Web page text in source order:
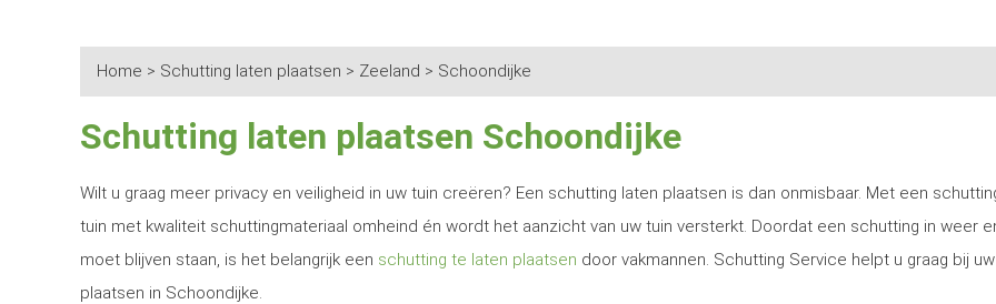
Home > Schutting laten plaatsen > Zeeland > Schoondijke
Schutting laten plaatsen Schoondijke
Wilt u graag meer privacy en veiligheid in uw tuin creëren? Een schutting laten plaatsen is dan onmisbaar. Met een
tuin met kwaliteit schuttingmateriaal omheind én wordt het aanzicht van uw tuin versterkt. Doordat een schutting in weer
moet blijven staan, is het belangrijk een schutting te laten plaatsen door vakmannen. Schutting Service helpt u graag bij
plaatsen in Schoondijke.